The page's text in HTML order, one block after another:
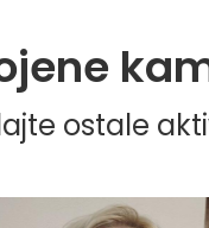
ostale